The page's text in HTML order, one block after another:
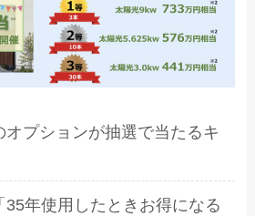
オプションが抽選で当たるキ
35年使用したときお得になる